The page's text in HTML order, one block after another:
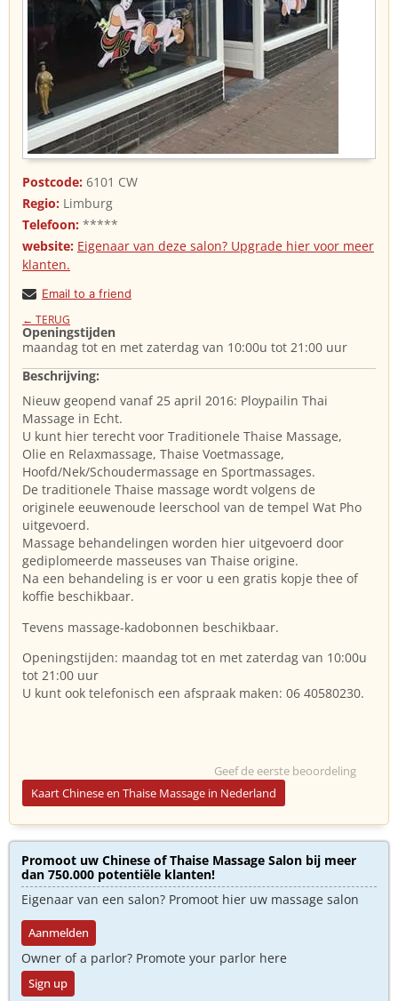
Postcode: 6101 CW
Regio: Limburg
Telefoon: *****
website: Eigenaar van deze salon? Upgrade hier voor meer
klanten.
Email to a friend
← TERUG
Openingstijden
maandag tot en met zaterdag van 10:00u tot 21:00 uur
Beschrijving:
Nieuw geopend vanaf 25 april 2016: Ploypailin Thai
Massage in Echt.
U kunt hier terecht voor Traditionele Thaise Massage,
Olie en Relaxmassage, Thaise Voetmassage,
Hoofd/Nek/Schoudermassage en Sportmassages.
De traditionele Thaise massage wordt volgens de
originele eeuwenoude leerschool van de tempel Wat Pho
uitgevoerd.
Massage behandelingen worden hier uitgevoerd door
gediplomeerde masseuses van Thaise origine.
Na een behandeling is er voor u een gratis kopje thee of
koffie beschikbaar.
Tevens massage-kadobonnen beschikbaar.
Openingstijden: maandag tot en met zaterdag van 10:00u
tot 21:00 uur
U kunt ook telefonisch een afspraak maken: 06 40580230.
Geef de eerste beoordeling
Kaart Chinese en Thaise Massage in Nederland
Promoot uw Chinese of Thaise Massage Salon bij meer
dan 750.000 potentiële klanten!
Eigenaar van een salon? Promoot hier uw massage salon
Aanmelden
Owner of a parlor? Promote your parlor here
Sign up